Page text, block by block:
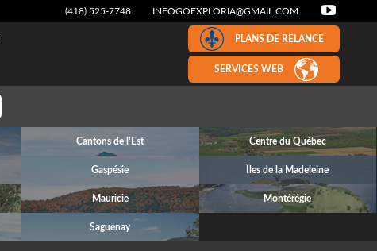
(418) 525-7748 INFOGOEXPLORIA@GMAIL.COM
PLANS DE RELANCE
SERVICES WEB
Cantons de l'Est Centre du Québec
Gaspésie Îles de la Madeleine
Mauricie Montérégie
Saguenay